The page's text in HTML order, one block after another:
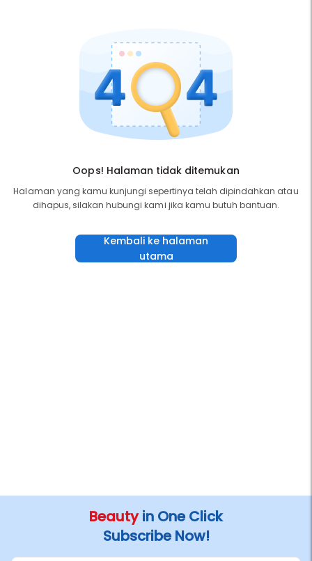
Oops! Halaman tidak ditemukan
Halaman yang kamu kunjungi sepertinya telah dipindahkan atau
dihapus, silakan hubungi kami jika kamu butuh bantuan.
Kembali ke halaman
utama
Beautyin One Click
Subscribe Now!